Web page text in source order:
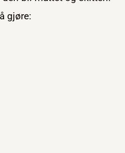
gjøre: